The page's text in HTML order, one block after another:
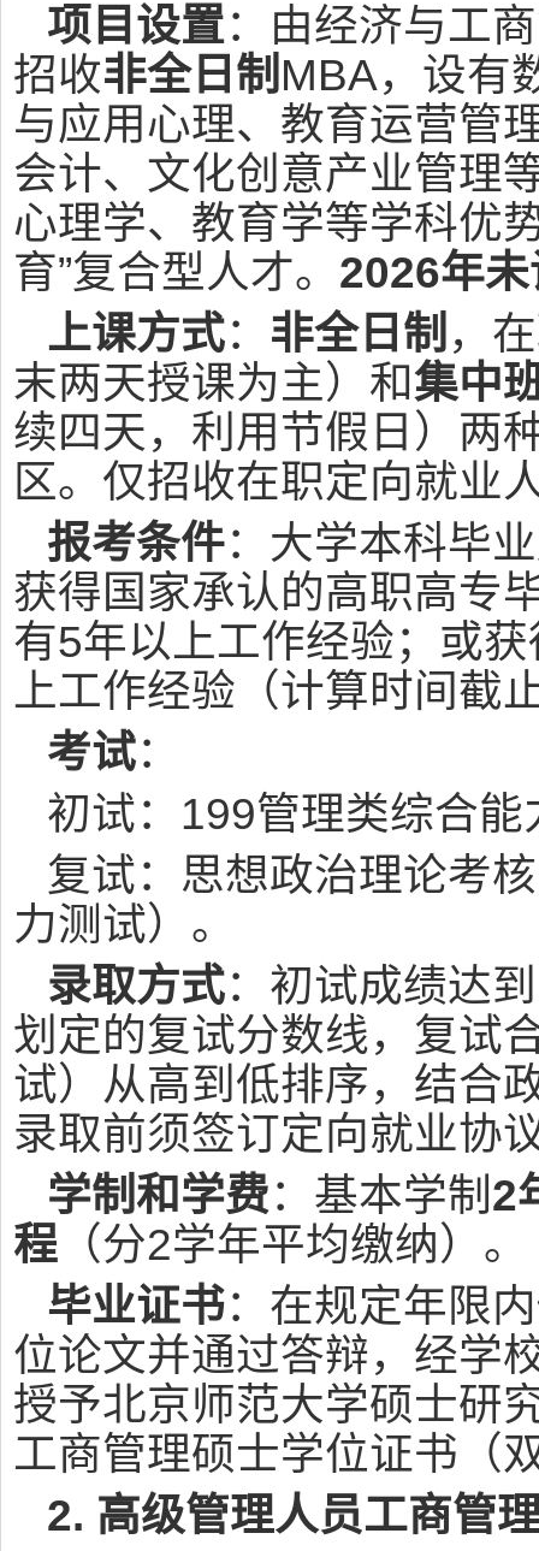
项目设置：由经济与工
招收非全日制MBA，设有
与应用心理、教育运营管
会计、文化创意产业管理
心理学、教育学等学科优
育”复合型人才。 2026年
上课方式： 非全日制 ，
末两天授课为主）和集中
续四天，利用节假日）两
区。仅招收在职定向就业
报考条件：大学本科毕
获得国家承认的高职高专
有5年以上工作经验；或
上工作经验（计算时间截
考试：
初试：199管理类综合
复试：思想政治理论考
力测试）。
录取方式：初试成绩达
划定的复试分数线，复试
试）从高到低排序，结合
录取前须签订定向就业协
学制和学费：基本学制 2
程 （分2学年平均缴纳）。
毕业证书：在规定年限
位论文并通过答辩，经学
授予北京师范大学硕士研
工商管理硕士学位证书（
2. 高级管理人员工商管